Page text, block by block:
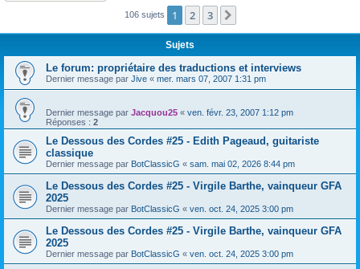
106 sujets 1 2 3
Sujets
Le forum: propriétaire des traductions et interviews
Dernier message par Jive « mer. mars 07, 2007 1:31 pm
Dernier message par Jacquou25 « ven. févr. 23, 2007 1:12 pm
Réponses : 2
Le Dessous des Cordes #25 - Edith Pageaud, guitariste
classique
Dernier message par BotClassicG « sam. mai 02, 2026 8:44 pm
Le Dessous des Cordes #25 - Virgile Barthe, vainqueur GFA
2025
Dernier message par BotClassicG « ven. oct. 24, 2025 3:00 pm
Le Dessous des Cordes #25 - Virgile Barthe, vainqueur GFA
2025
Dernier message par BotClassicG « ven. oct. 24, 2025 3:00 pm